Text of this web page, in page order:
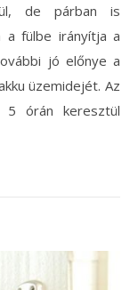
de párban is
a fülbe irányítja a
jó előnye a
üzemidejét. Az
5 órán keresztül